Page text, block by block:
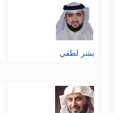
بشر لطفي